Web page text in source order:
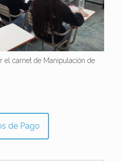
el carnet de Manipulación de
de Pago